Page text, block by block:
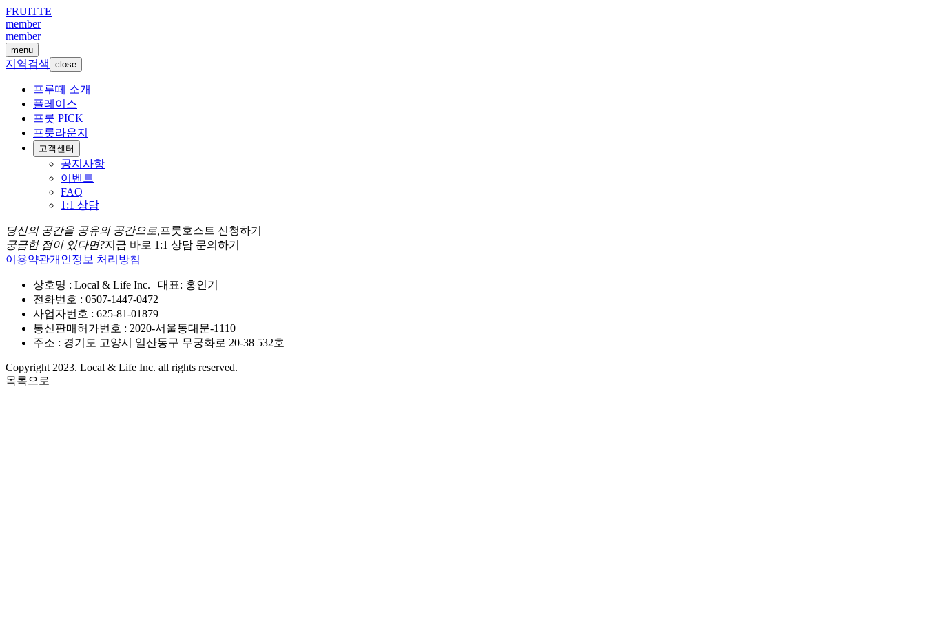
FRUITTE
member
member
menu
지역검색 close
프루떼 소개
플레이스
프룻 PICK
프룻라운지
고객센터
공지사항
이벤트
FAQ
1:1 상담
당신의 공간을 공유의 공간으로, 프룻호스트 신청하기
궁금한 점이 있다면?지금 바로 1:1 상담 문의하기
이용약관개인정보 처리방침
상호명 : Local & Life Inc. | 대표: 홍인기
전화번호 : 0507-1447-0472
사업자번호 : 625-81-01879
통신판매허가번호 : 2020-서울동대문-1110
주소 : 경기도 고양시 일산동구 무궁화로 20-38 532호
Copyright 2023. Local & Life Inc. all rights reserved.
목록으로